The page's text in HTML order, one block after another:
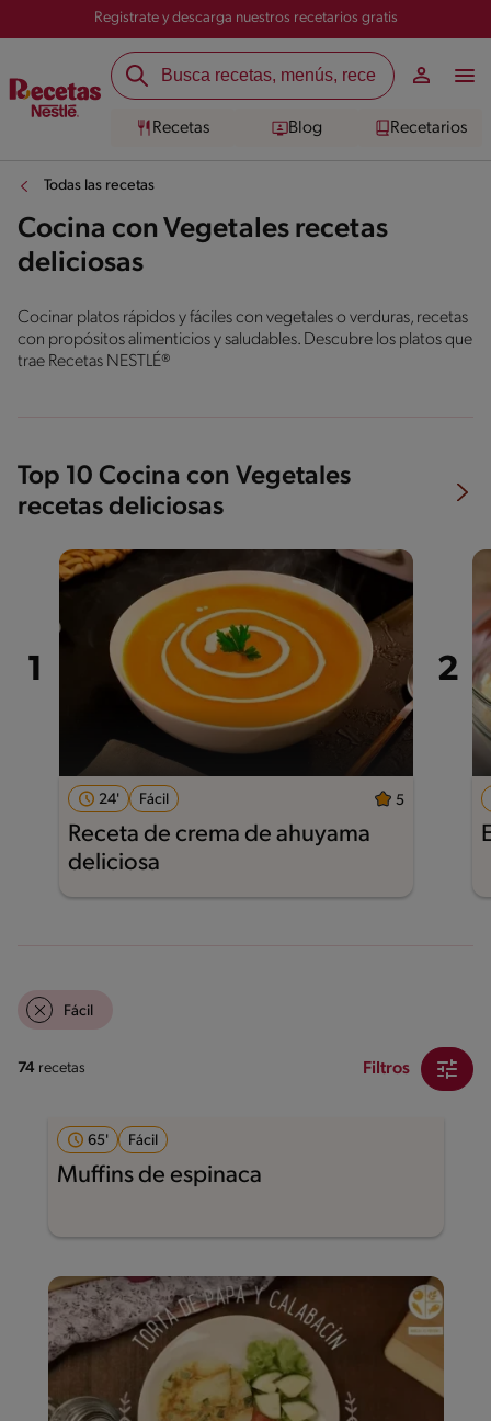
Registrate y descarga nuestros recetarios gratis
Recetas Blog Recetarios
Todas las recetas
Cocina con Vegetales recetas
deliciosas
Cocinar platos rápidos y fáciles con vegetales o verduras, recetas
con propósitos alimenticios y saludables. Descubre los platos que
trae Recetas NESTLÉ®
Top 10 Cocina con Vegetales
recetas deliciosas
24' Fácil 5
Receta de crema de ahuyama
deliciosa
Fácil
74 recetas Filtros
65' Fácil
Muffins de espinaca